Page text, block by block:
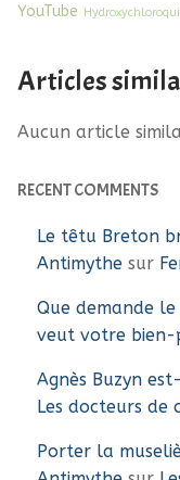
YouTube
Articles
Aucun article
RECENT COMMENTS
Le têtu Breton
Antimythe sur
Que demande
veut votre bien-
Agnès Buzyn
Les docteurs de
Porter la